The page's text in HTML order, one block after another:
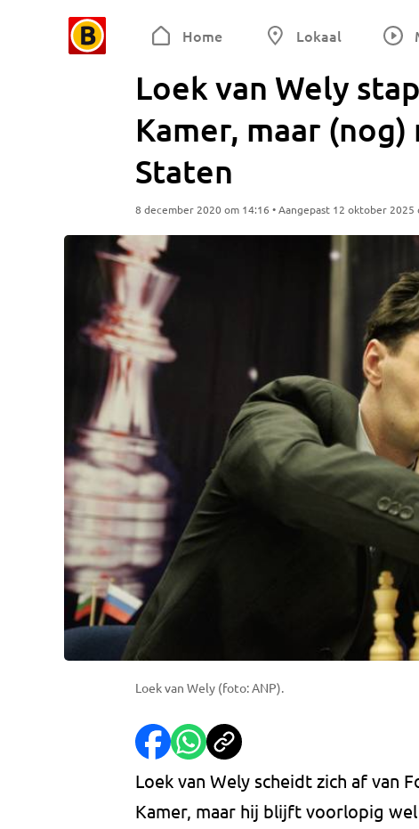
Home Lokaal
Loek van Wely
Kamer, maar
Staten
8 december 2020 om 14:16 • Aangepast 12 oktober 2025
Loek van Wely (foto: ANP).
Loek van Wely scheidt zich af van
Kamer, maar hij blijft voorlopig